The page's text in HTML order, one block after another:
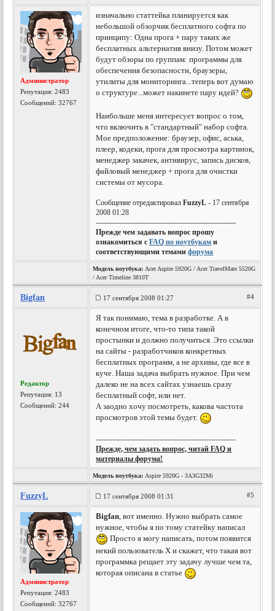
Администратор
Репутация:2483
Сообщений: 32767
изначально статтейка планируется как
небольшой обзорчик бесплатного софта по
принципу: Одна прога + пару таких же
бесплатных альтернатив внизу. Потом может
будут обзоры по группам: программы для
обеспечения безопасности, браузеры,
утилиты для мониторинга...теперь вот думаю
о структуре...может накинете пару идей?
Наибольше меня интересует вопрос о том,
что включить в "стандартный" набор софта.
Мое предположение: браузер, офис, аська,
плеер, кодеки, прога для просмотра картинок,
менеджер закачек, антивирус, запись дисков,
файловый менеджер + прога для очистки
системы от мусора.
Сообщение отредактировалFuzzyL - 17 сентября
2008 01:28
---------------------------------------------------------
Прежде чем задавать вопрос прошу
ознакомиться сFAQ по ноутбукам и
соответствующими темамифорума
Модель ноутбука: Acer Aspire 5920G / Acer TravelMate 5520G
/ Acer Timeline 3810T
Bigfan 17 сентября 2008 01:27 #4
Редактор
Репутация: 13
Сообщений: 244
Я так понимаю, тема в разработке. А в
конечном итоге, что-то типа такой
простынки и должно получиться. Это ссылки
на сайты - разработчиков конкретных
бесплатных программ, а не архивы, где все в
куче. Наша задача выбрать нужное. При чем
далеко не на всех сайтах узнаешь сразу
бесплатный софт, или нет.
А заодно хочу посмотреть, какова частота
просмотров этой темы будет.
---------------------------------------------------------
Прежде, чем задать вопрос, читай FAQ и
материалы форума!
Модель ноутбука: Aspire 5920G - 3A3G32Mi
FuzzyL 17 сентября 2008 01:31 #5
Администратор
Репутация:2483
Сообщений: 32767
Bigfan, вот именно. Нужно выбрать самое
нужное, чтобы я по тому статейку написал
Просто я могу написать, потом появится
некий пользователь Х и скажет, что такая вот
программка рещает эту задачу лучше чем та,
которая описана в статье